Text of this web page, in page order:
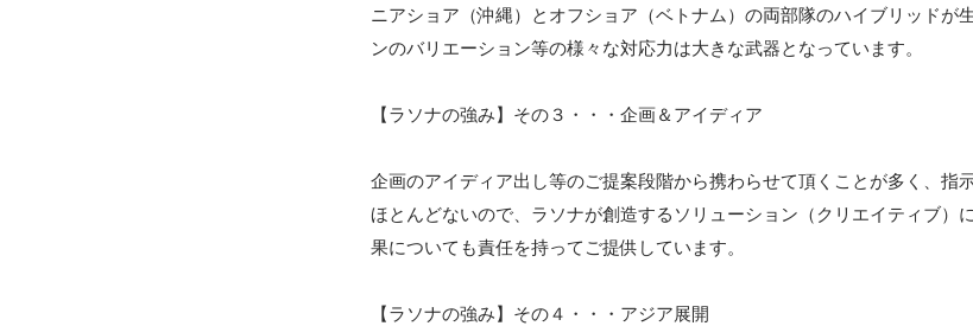
ニアショア（沖縄）とオフショア（ベトナム）の両部隊のハイブリッドが
ンのバリエーション等の様々な対応力は大きな武器となっています。
【ラソナの強み】その３・・・企画＆アイディア
企画のアイディア出し等のご提案段階から携わらせて頂くことが多く、指
ほとんどないので、ラソナが創造するソリューション（クリエイティブ）
果についても責任を持ってご提供しています。
【ラソナの強み】その４・・・アジア展開